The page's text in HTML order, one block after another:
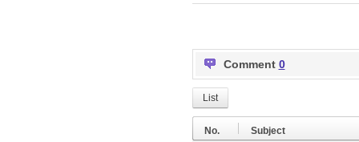
Comment 0
List
No. Subject